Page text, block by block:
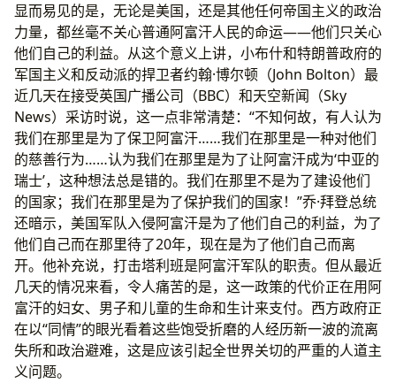
显而易见的是，无论是美国，还是其他任何帝国主义的政治
力量，都丝毫不关心普通阿富汗人民的命运——他们只关心
他们自己的利益。从这个意义上讲，小布什和特朗普政府的
军国主义和反动派的捍卫者约翰·博尔顿（John Bolton）最
近几天在接受英国广播公司（BBC）和天空新闻（Sky
News）采访时说，这一点非常清楚：“不知何故，有人认为
我们在那里是为了保卫阿富汗……我们在那里是一种对他们
的慈善行为……认为我们在那里是为了让阿富汗成为‘中亚的
瑞士’，这种想法总是错的。我们在那里不是为了建设他们
的国家；我们在那里是为了保护我们的国家！”乔·拜登总统
还暗示，美国军队入侵阿富汗是为了他们自己的利益，为了
他们自己而在那里待了20年，现在是为了他们自己而离
开。他补充说，打击塔利班是阿富汗军队的职责。但从最近
几天的情况来看，令人痛苦的是，这一政策的代价正在用阿
富汗的妇女、男子和儿童的生命和生计来支付。西方政府正
在以“同情”的眼光看着这些饱受折磨的人经历新一波的流离
失所和政治避难，这是应该引起全世界关切的严重的人道主
义问题。